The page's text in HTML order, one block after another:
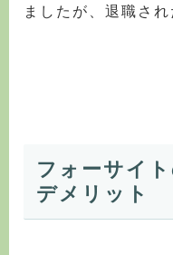
ましたが、退職され
フォーサイ
デメリット